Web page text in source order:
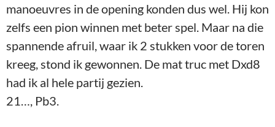
manoeuvres in de opening konden dus wel. Hij kon
zelfs een pion winnen met beter spel. Maar na die
spannende afruil, waar ik 2 stukken voor de toren
kreeg, stond ik gewonnen. De mat truc met Dxd8
had ik al hele partij gezien.
21…, Pb3.